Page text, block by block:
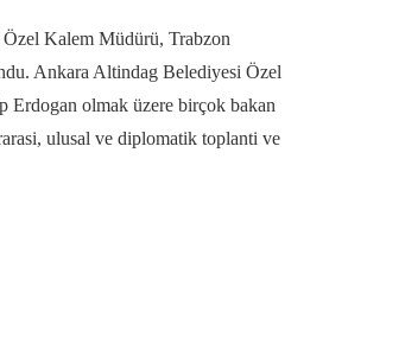
Kalem Müdürü, Trabzon
Ankara Altindag Belediyesi Özel
olmak üzere birçok bakan
ulusal ve diplomatik toplanti ve